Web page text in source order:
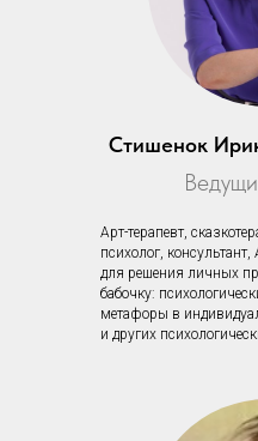
Стишенок
Арт-терапевт,
психолог,
для решения личных
бабочку:
метафоры в
и других